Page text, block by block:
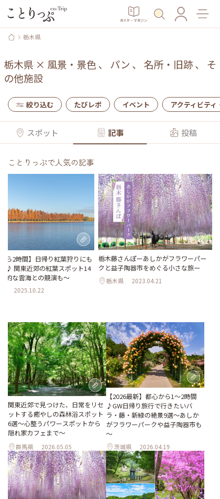
ガイド・マガジン
栃木県
栃木県 × 風景・景色、 パン 、 名所・旧跡、 そ
の他施設
絞り込む たびレポ イベント アクティビティ
スポット 記事 投稿
ことりっぷで人気の記事
ら2時間】日帰り紅葉狩りにも
♪ 関東近郊の紅葉スポット14
的な雲海との競演も～
2025.10.22
栃木藤さんぽーあしかがフラワーパー
クと益子陶器市をめぐる小さな旅ー
栃木県 2023.04.21
関東近郊で見つけた、日常をリセ
ットする癒やしの森林浴スポット
6選～心整うパワースポットから
隠れ家カフェまで～
群馬県 2026.05.05
【2026最新】都心から1～2時間
♪GW日帰り旅行で行きたいバ
ラ・藤・新緑の絶景9選～あしか
がフラワーパークや益子陶器市も
～
茨城県 2026.04.19